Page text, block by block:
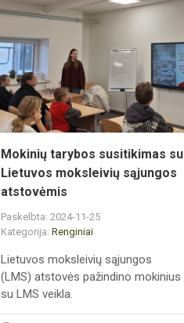
Mokinių tarybos susitikimas su
Lietuvos moksleivių sąjungos
atstovėmis
Paskelbta: 2024-11-25
Kategorija: Renginiai
Lietuvos moksleivių sąjungos
(LMS) atstovės pažindino mokinius
su LMS veikla.